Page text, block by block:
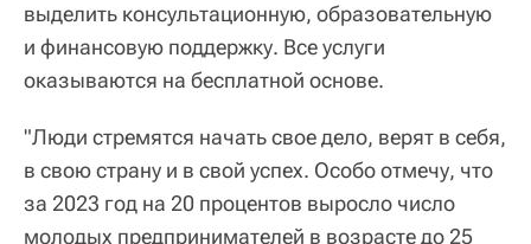
выделить консультационную, образовательную
и финансовую поддержку. Все услуги
оказываются на бесплатной основе.
"Люди стремятся начать свое дело, верят в себя,
в свою страну и в свой успех. Особо отмечу, что
за 2023 год на 20 процентов выросло число
молодых предпринимателей в возрасте до 25